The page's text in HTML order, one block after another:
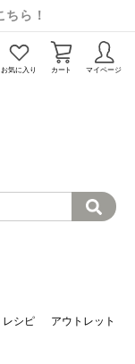
ら！
お気に入り カート マイページ
レシピ アウトレット